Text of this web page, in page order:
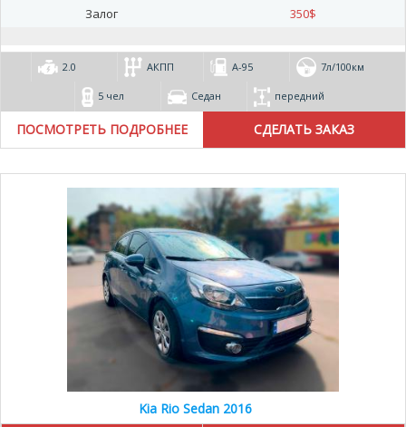
Залог
350$
2.0 АКПП А-95 7л/100км
5 чел Седан передний
ПОСМОТРЕТЬ ПОДРОБНЕЕ
Kia Rio Sedan 2016